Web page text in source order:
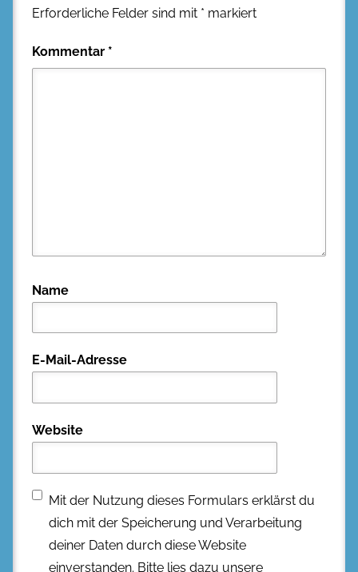
Erforderliche Felder sind mit * markiert
Kommentar *
Name
E-Mail-Adresse
Website
Mit der Nutzung dieses Formulars erklärst du
dich mit der Speicherung und Verarbeitung
deiner Daten durch diese Website
einverstanden. Bitte lies dazu unsere